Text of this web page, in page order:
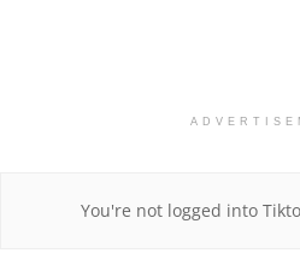
You're not logged into